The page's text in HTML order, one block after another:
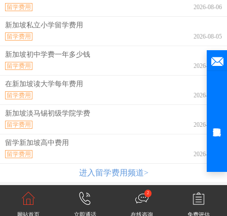
2026-08-06
留学费用
新加坡私立小学留学费用
2026-08-05
留学费用
新加坡初中学费一年多少钱
2026-08-04
留学费用
在新加坡读大学每年费用
2026-08-04
留学费用
新加坡淡马锡初级学院学费
2026-08-04
留学费用
留学新加坡高中费用
2026-08-04
留学费用
进入留学费用频道>
网站首页 立即通话
2
在线咨询 免费评估